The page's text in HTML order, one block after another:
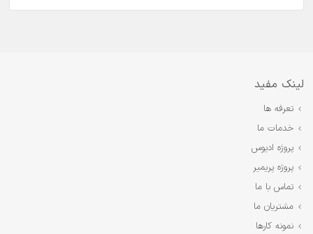
لینک مفید
تعرفه ها
خدمات ما
پروژه ادیوس
پروژه پریمیر
تماس با ما
مشتریان ما
نمونه کارها